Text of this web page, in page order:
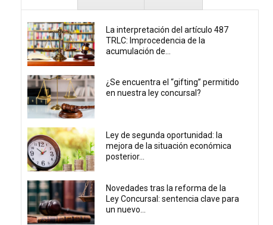
La interpretación del artículo 487
TRLC: Improcedencia de la
acumulación de...
¿Se encuentra el “gifting” permitido
en nuestra ley concursal?
Ley de segunda oportunidad: la
mejora de la situación económica
posterior...
Novedades tras la reforma de la
Ley Concursal: sentencia clave para
un nuevo...